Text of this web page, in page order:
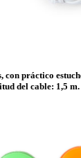
con práctico
del cable: 1,5